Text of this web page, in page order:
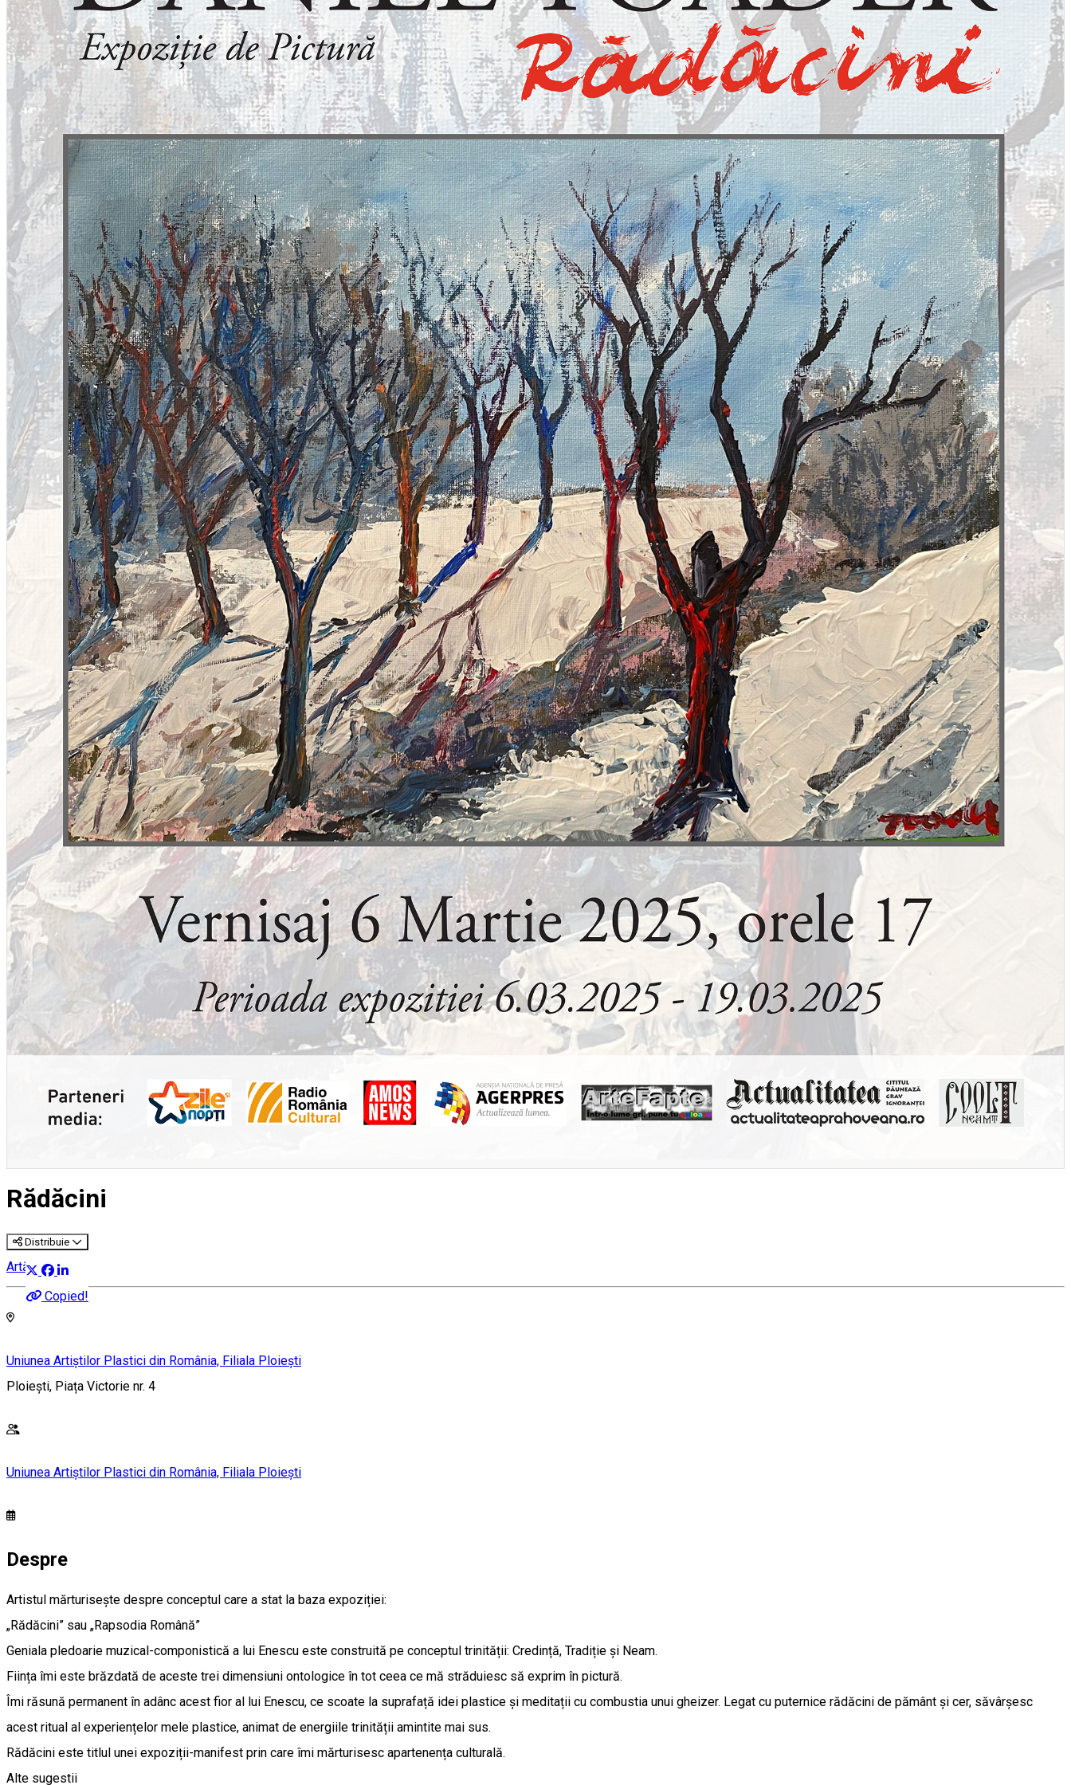
Rădăcini
Distribuie
Copied!
Artă
Uniunea Artiștilor Plastici din România, Filiala Ploiești
Ploiești, Piața Victorie nr. 4
Uniunea Artiștilor Plastici din România, Filiala Ploiești
Despre
Artistul mărturisește despre conceptul care a stat la baza expoziției:
„Rădăcini” sau „Rapsodia Română”
Geniala pledoarie muzical-componistică a lui Enescu este construită pe conceptul trinității: Credință, Tradiție și Neam.
Ființa îmi este brăzdată de aceste trei dimensiuni ontologice în tot ceea ce mă străduiesc să exprim în pictură.
Îmi răsună permanent în adânc acest fior al lui Enescu, ce scoate la suprafață idei plastice și meditații cu combustia unui gheizer. Legat cu puternice rădăcini de pământ și cer, săvârșesc
acest ritual al experiențelor mele plastice, animat de energiile trinității amintite mai sus.
Rădăcini este titlul unei expoziții-manifest prin care îmi mărturisesc apartenența culturală.
Alte sugestii